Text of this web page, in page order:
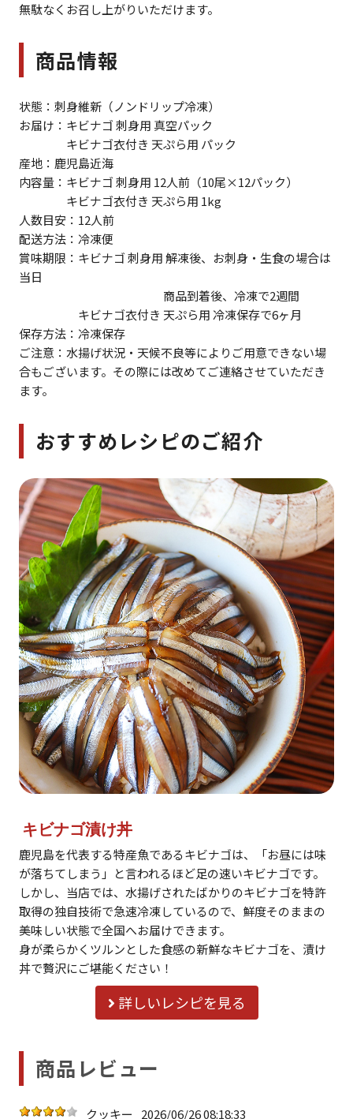
無駄なくお召し上がりいただけます。
商品情報
状態：刺身維新（ノンドリップ冷凍）
お届け：キビナゴ 刺身用 真空パック
キビナゴ衣付き 天ぷら用 パック
産地：鹿児島近海
内容量：キビナゴ 刺身用 12人前（10尾×12パック）
キビナゴ衣付き 天ぷら用 1kg
人数目安：12人前
配送方法：冷凍便
賞味期限：キビナゴ 刺身用 解凍後、お刺身・生食の場合は
当日
商品到着後、冷凍で2週間
キビナゴ衣付き 天ぷら用 冷凍保存で6ヶ月
保存方法：冷凍保存
ご注意：水揚げ状況・天候不良等によりご用意できない場
合もございます。その際には改めてご連絡させていただき
ます。
おすすめレシピのご紹介
キビナゴ漬け丼
鹿児島を代表する特産魚であるキビナゴは、「お昼には味
が落ちてしまう」と言われるほど足の速いキビナゴです。
しかし、当店では、水揚げされたばかりのキビナゴを特許
取得の独自技術で急速冷凍しているので、鮮度そのままの
美味しい状態で全国へお届けできます。
身が柔らかくツルンとした食感の新鮮なキビナゴを、漬け
丼で贅沢にご堪能ください！
詳しいレシピを見る
商品レビュー
クッキー
2026/06/26 08:18:33